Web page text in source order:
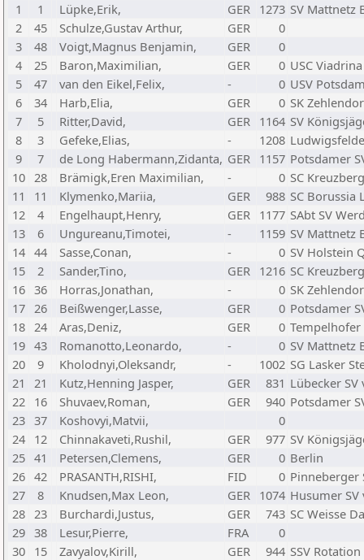
1
1 Lüpke,Erik, GER 1273 SV Mattnetz
2
45 Schulze,Gustav Arthur, GER
0
3
48 Voigt,Magnus Benjamin, GER
0
4
25 Baron,Maximilian, GER 0 USC
5
47 van den Eikel,Felix, - 0 USV
6
34 Harb,Elia, GER 0 SK
7
5 Ritter,David, GER 1164 SV
8
3 Gefeke,Elias, - 1208
9
7 de Long Habermann,Zidanta, GER 1157 Potsdamer
10 28 Brämigk,Eren Maximilian, - 0 SC
11
11 Klymenko,Mariia, GER 988 SC Borussia
12
4 Engelhaupt,Henry, GER 1177 SAbt SV
13
6 Ungureanu,Timotei, - 1159 SV Mattnetz
14 44 Sasse,Conan, - 0 SV Holstein
15
2 Sander,Tino, GER 1216 SC
16 36 Horras,Jonathan, - 0 SK
17 26 Beißwenger,Lasse, GER 0 Potsdamer
18 24 Aras,Deniz, GER 0 Tempelhofer
19 43 Romanotto,Leonardo, - 0 SV Mattnetz
20
9 Kholodnyi,Oleksandr, - 1002 SG Lasker
21
21 Kutz,Henning Jasper, GER 831 Lübecker SV
22 16 Shuvaev,Roman, GER 940 Potsdamer
23 37 Koshovyi,Matvii,
0
24 12 Chinnakaveti,Rushil, GER 977 SV
25 41 Petersen,Clemens, GER 0 Berlin
26 42 PRASANTH,RISHI, FID 0 Pinneberger
27
8 Knudsen,Max Leon, GER 1074 Husumer SV
28 23 Burchardi,Justus, GER 743 SC Weisse
29 38 Lesur,Pierre, FRA
0
30 15 Zavyalov,Kirill, GER 944 SSV